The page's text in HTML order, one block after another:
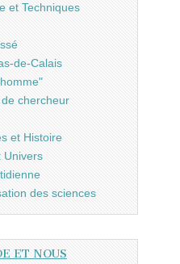
et Techniques
de-Calais
chercheur
et Histoire
Univers
des sciences
ET NOUS